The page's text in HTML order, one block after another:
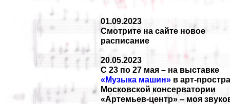
01.09.2023
Смотрите на сайте новое
расписание
20.05.2023
С 23 по 27 мая – на выставке
«Музыка машин» в арт-
Московской консерватории
«Артемьев-центр» – моя